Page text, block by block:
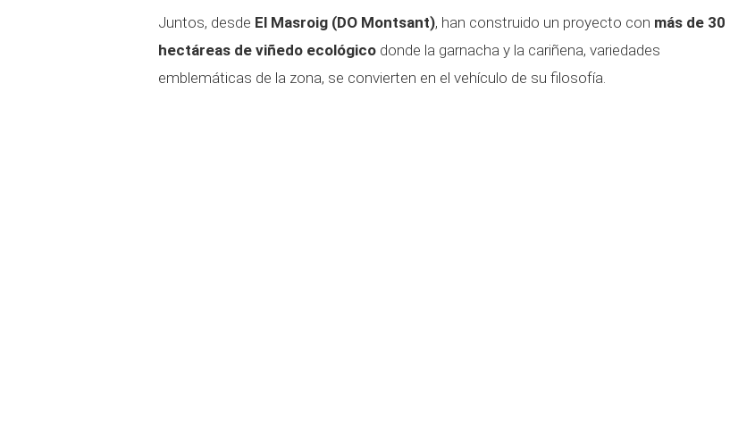
Juntos, desde El Masroig (DO Montsant), han construido un proyecto con más de 30
hectáreas de viñedo ecológico donde la garnacha y la cariñena, variedades
emblemáticas de la zona, se convierten en el vehículo de su filosofía.